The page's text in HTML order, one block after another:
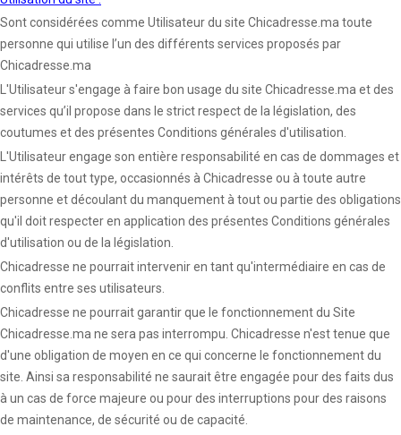
Sont considérées comme Utilisateur du site Chicadresse.ma toute
personne qui utilise l’un des différents services proposés par
Chicadresse.ma
L'Utilisateur s'engage à faire bon usage du site Chicadresse.ma et des
services qu’il propose dans le strict respect de la législation, des
coutumes et des présentes Conditions générales d'utilisation.
L'Utilisateur engage son entière responsabilité en cas de dommages et
intérêts de tout type, occasionnés à Chicadresse ou à toute autre
personne et découlant du manquement à tout ou partie des obligations
qu'il doit respecter en application des présentes Conditions générales
d'utilisation ou de la législation.
Chicadresse ne pourrait intervenir en tant qu'intermédiaire en cas de
conflits entre ses utilisateurs.
Chicadresse ne pourrait garantir que le fonctionnement du Site
Chicadresse.ma ne sera pas interrompu. Chicadresse n'est tenue que
d'une obligation de moyen en ce qui concerne le fonctionnement du
site. Ainsi sa responsabilité ne saurait être engagée pour des faits dus
à un cas de force majeure ou pour des interruptions pour des raisons
de maintenance, de sécurité ou de capacité.